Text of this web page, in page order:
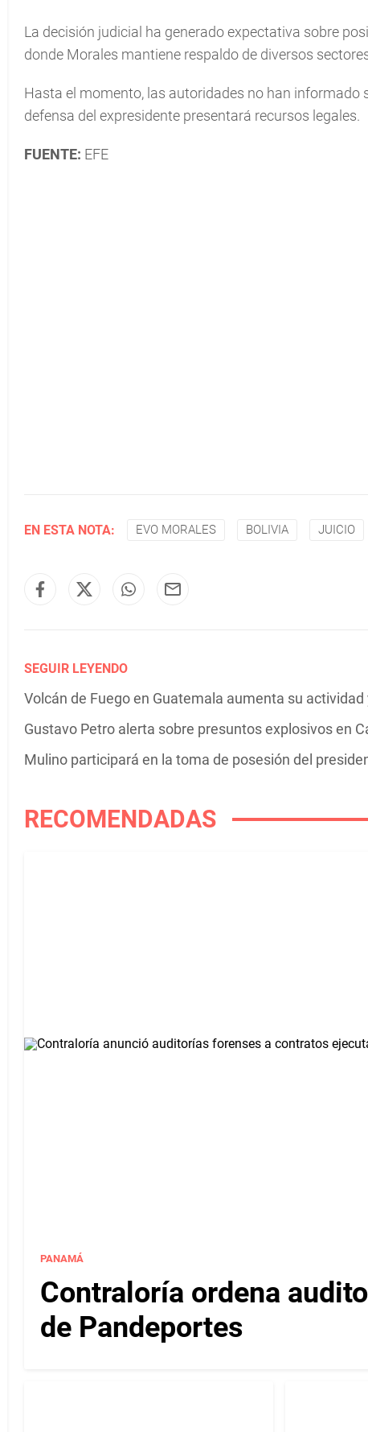
La decisión judicial ha generado expectativa sobre
donde Morales mantiene respaldo de diversos
Hasta el momento, las autoridades no han informado
defensa del expresidente presentará recursos legales.
FUENTE: EFE
EN ESTA NOTA: EVO MORALES BOLIVIA JUICIO
SEGUIR LEYENDO
Volcán de Fuego en Guatemala aumenta su
Gustavo Petro alerta sobre presuntos explosivos en
Mulino participará en la toma de posesión del
RECOMENDADAS
PANAMÁ
Contraloría ordena
de Pandeportes